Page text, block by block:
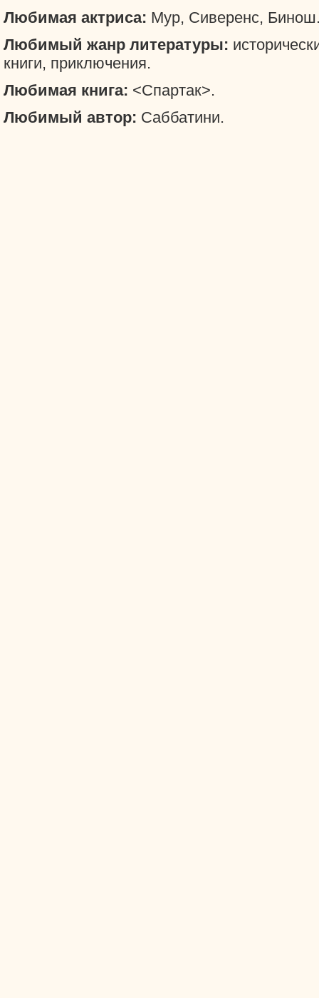
Любимая актриса: Мур, Сиверенс,
Любимый жанр литературы:
книги, приключения.
Любимая книга: <Спартак>.
Любимый автор: Саббатини.